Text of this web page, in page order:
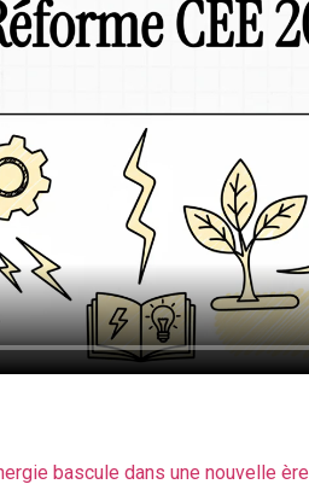
bascule dans une nouvelle ère